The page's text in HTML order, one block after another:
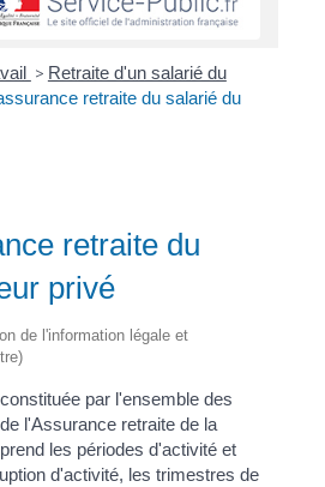
> Retraite d'un salarié du
retraite du salarié du
retraite du
privé
de l'information légale et
par l'ensemble des
l'Assurance retraite de la
les périodes d'activité et
d'activité, les trimestres de